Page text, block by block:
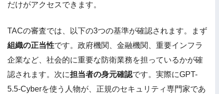
だけがアクセスできます。
TACの審査では、以下の3つの基準が確認されます。まず
組織の正当性です。政府機関、金融機関、重要インフラ
企業など、社会的に重要な防衛業務を担っているかが確
認されます。次に担当者の身元確認です。実際にGPT-
5.5-Cyberを使う人物が、正規のセキュリティ専門家であ